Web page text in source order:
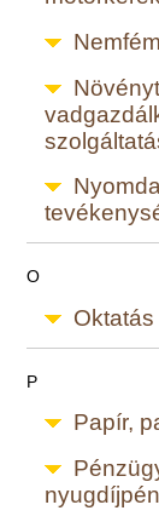
O
Oktatás
P
Papír,